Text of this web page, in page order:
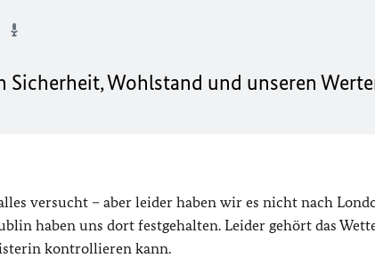
Sicherheit, Wohlstand und unseren
versucht – aber leider haben wir es nicht nach
haben uns dort festgehalten. Leider gehört das
kontrollieren kann.